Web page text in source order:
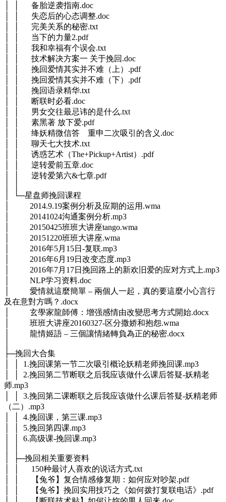
│ │ 备胎逆袭指南.doc
│ │ 失恋后的心态调整.doc
│ │ 完美关系的秘密.txt
│ │ 当下的力量2.pdf
│ │ 我和幸福有个误会.txt
│ │ 技术解决方案一 关于挽回.doc
│ │ 挽回爱情其实并不难（上）.pdf
│ │ 挽回爱情其实并不难（下）.pdf
│ │ 挽回语录精华.txt
│ │ 断联时必看.doc
│ │ 男女交往最忌讳的是什么.txt
│ │ 素黑著 放下爱.pdf
│ │ 绛妖精微信答 重申二次吸引的含义.doc
│ │ 聊天七大技术.txt
│ │ 诱惑艺术（The+Pickup+Artist）.pdf
│ │ 逆转爱前五章.doc
│ │ 逆转爱第六&七章.pdf
│ └─星盘师挽回课程
│ 2014.9.19案例分析及应期的运用.wma
│ 20141024沟通案例分析.mp3
│ 20150425班班大讲座tango.wma
│ 20151220班班大讲座.wma
│ 2016年5月15日-复联.mp3
│ 2016年6月19日改变态度.mp3
│ 2016年7月17日挽回路上的新欢旧爱的应对方式上.mp3
│ NLP学习资料.doc
│ 愛情就這麼簡單 – 兩個人一起，真的要這麼小心言行
及在意對方嗎？.docx
│ 玄學家龍師傅：增强感情由改變思考方式開始.docx
│ 班班大讲座20160327-区分撒娇和抱怨.wma
│ 龍情姬語 – 三個讓情緒轉負為正的秘密.docx
├─挽回大合集
│ │ 1.挽回课第一节二次吸引概论妖精老师挽回课.mp3
│ │ 2.挽回第二节断联之后我应该做什么课后答疑-妖精老
师.mp3
│ │ 3.挽回第二课断联之后我应该做什么课后答疑-妖精老师
（二）.mp3
│ │ 4.挽回课，第三课.mp3
│ │ 5.挽回第四课.mp3
│ │ 6.高级课-挽回课.mp3
│ ├─挽回相关重要资料
│ │ 150种最讨人喜欢的说话方式.txt
│ │ 【兔爷】复合情感修复期：如何应对吵架.pdf
│ │ 【兔爷】挽回实用技巧之《如何拨打复联电话》.pdf